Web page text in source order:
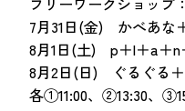
7月31日(金) かべあな
8月1日(土) p＋l＋a＋n
8月2日(日) ぐるぐる＋
各①11:00、②13:30、